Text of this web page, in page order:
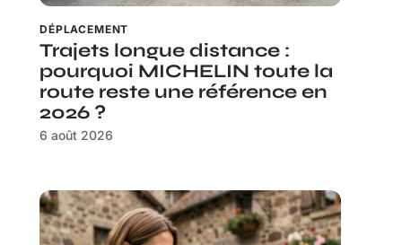
DÉPLACEMENT
Trajets longue distance :
pourquoi MICHELIN toute la
route reste une référence en
2026 ?
6 août 2026